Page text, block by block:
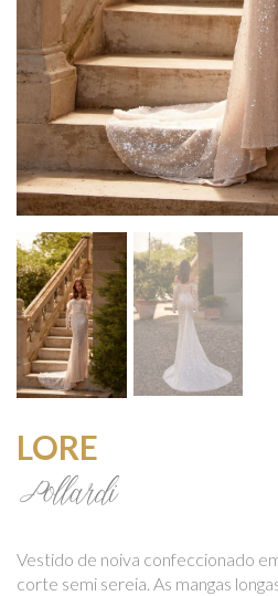
LORE
Pollardi
Vestido de noiva confeccionado
corte semi sereia. As mangas